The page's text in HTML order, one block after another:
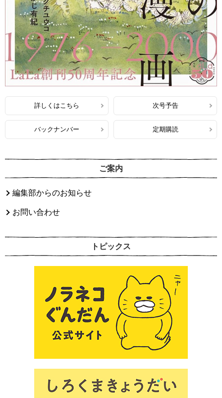
詳しくはこちら 次号予告
バックナンバー 定期購読
ご案内
編集部からのお知らせ
お問い合わせ
トピックス